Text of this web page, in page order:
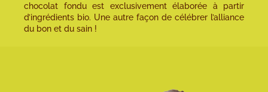
chocolat fondu est exclusivement élaborée à partir
d’ingrédients bio. Une autre façon de célébrer l’alliance
du bon et du sain !